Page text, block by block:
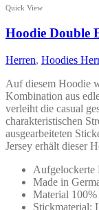
Die
können
auf
der
gewählt
werden
Quick View
Hoodie Double
Herren, Hoodies
Auf diesem Hoodie
Kombination aus
verleiht die casual
charakteristischen
ausgearbeiteten
Jersey erhält dieser
Aufgelockerte
Made in
Material
Stickmaterial: